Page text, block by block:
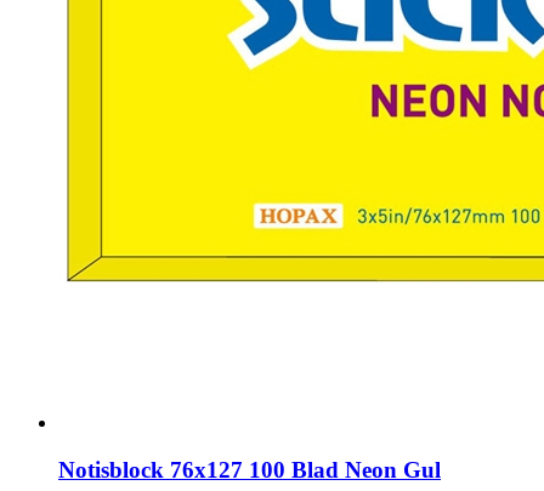
Notisblock 76x127 100 Blad Neon Gul